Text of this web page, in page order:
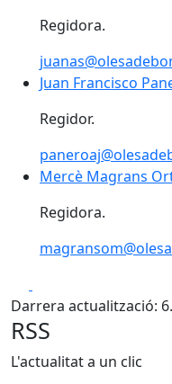
Regidora.
Juan Francisco
Juan Francisco
Regidor.
Mercè Magrans
Mercè Magrans
Regidora.
Darrera actualització:
RSS
L'actualitat a un clic